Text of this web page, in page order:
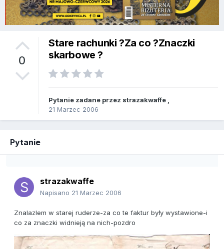
0
Stare rachunki ?Za co ?Znaczki
skarbowe ?
Pytanie zadane przez strazakwaffe
21 Marzec 2006
Pytanie
strazakwaffe
Napisano 21 Marzec 2006
Znalazlem w starej ruderze-za co te faktur były wystawione-i
co za znaczki widnieją na nich-pozdro